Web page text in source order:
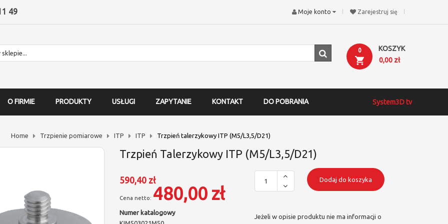
49 Zarejestruj się
Moje konto
KOSZYK
0
0,00 zł
O FIRMIE PRODUKTY USŁUGI ZAPYTANIE KONTAKT DO POBRANIA System3D tv
Home Trzpienie pomiarowe ITP ITP Trzpień talerzykowy ITP (M5/L3,5/D21)
Trzpień Talerzykowy ITP (M5/L3,5/D21)
590,40 zł
480,00 zł
Numer katalogowy
Dodaj do koszyka
Jeżeli w opisie produktu nie ma informacji o